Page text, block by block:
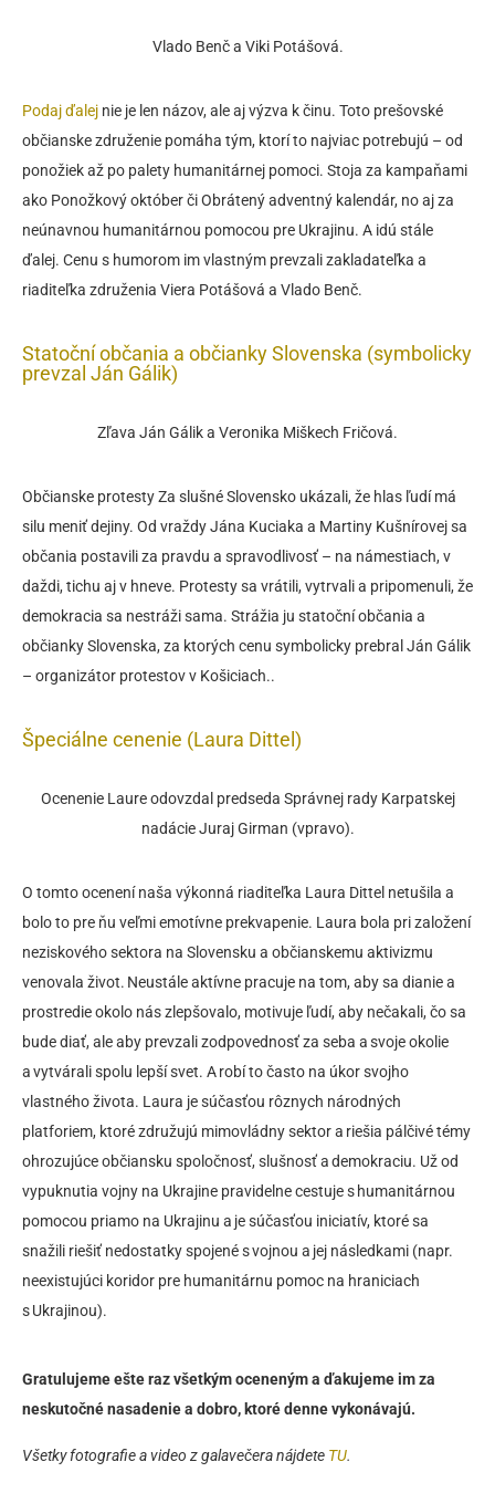
Vlado Benč a Viki Potášová.
Podaj ďalej nie je len názov, ale aj výzva k činu. Toto prešovské
občianske združenie pomáha tým, ktorí to najviac potrebujú – od
ponožiek až po palety humanitárnej pomoci. Stoja za kampaňami
ako Ponožkový október či Obrátený adventný kalendár, no aj za
neúnavnou humanitárnou pomocou pre Ukrajinu. A idú stále
ďalej. Cenu s humorom im vlastným prevzali zakladateľka a
riaditeľka združenia Viera Potášová a Vlado Benč.
Statoční občania a občianky Slovenska (symbolicky
prevzal Ján Gálik)
Zľava Ján Gálik a Veronika Miškech Fričová.
Občianske protesty Za slušné Slovensko ukázali, že hlas ľudí má
silu meniť dejiny. Od vraždy Jána Kuciaka a Martiny Kušnírovej sa
občania postavili za pravdu a spravodlivosť – na námestiach, v
daždi, tichu aj v hneve. Protesty sa vrátili, vytrvali a pripomenuli, že
demokracia sa nestráži sama. Strážia ju statoční občania a
občianky Slovenska, za ktorých cenu symbolicky prebral Ján Gálik
– organizátor protestov v Košiciach..
Špeciálne cenenie (Laura Dittel)
Ocenenie Laure odovzdal predseda Správnej rady Karpatskej
nadácie Juraj Girman (vpravo).
O tomto ocenení naša výkonná riaditeľka Laura Dittel netušila a
bolo to pre ňu veľmi emotívne prekvapenie. Laura bola pri založení
neziskového sektora na Slovensku a občianskemu aktivizmu
venovala život. Neustále aktívne pracuje na tom, aby sa dianie a
prostredie okolo nás zlepšovalo, motivuje ľudí, aby nečakali, čo sa
bude diať, ale aby prevzali zodpovednosť za seba a svoje okolie
a vytvárali spolu lepší svet. A robí to často na úkor svojho
vlastného života. Laura je súčasťou rôznych národných
platforiem, ktoré združujú mimovládny sektor a riešia pálčivé témy
ohrozujúce občiansku spoločnosť, slušnosť a demokraciu. Už od
vypuknutia vojny na Ukrajine pravidelne cestuje s humanitárnou
pomocou priamo na Ukrajinu a je súčasťou iniciatív, ktoré sa
snažili riešiť nedostatky spojené s vojnou a jej následkami (napr.
neexistujúci koridor pre humanitárnu pomoc na hraniciach
s Ukrajinou).
Gratulujeme ešte raz všetkým oceneným a ďakujeme im za
neskutočné nasadenie a dobro, ktoré denne vykonávajú.
Všetky fotografie a video z galavečera nájdete TU.